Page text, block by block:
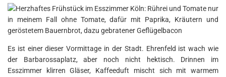
Es ist einer dieser Vormittage in der Stadt. Ehrenfeld ist wach wie
der Barbarossaplatz, aber noch nicht hektisch. Drinnen im
Esszimmer klirren Gläser, Kaffeeduft mischt sich mit warmem